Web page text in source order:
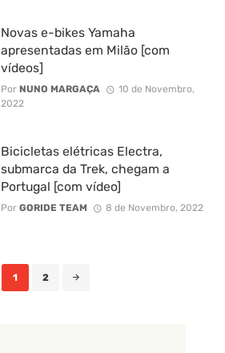
Novas e-bikes Yamaha
apresentadas em Milão [com
vídeos]
Por NUNO MARGAÇA
10 de Novembro,
2022
Bicicletas elétricas Electra,
submarca da Trek, chegam a
Portugal [com vídeo]
Por GORIDE TEAM 8 de Novembro, 2022
1 2